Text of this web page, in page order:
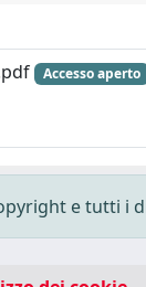
Accesso aperto
e tutti i